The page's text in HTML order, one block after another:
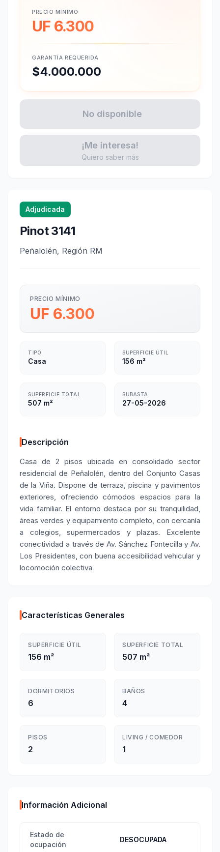
Adjudicada
Pinot 3141
Peñalolén, Región RM
PRECIO MÍNIMO
UF 6.300
TIPO
Casa
SUPERFICIE ÚTIL
156 m²
SUPERFICIE TOTAL
507 m²
SUBASTA
27-05-2026
Descripción
Casa de 2 pisos ubicada en consolidado sector
residencial de Peñalolén, dentro del Conjunto Casas
de la Viña. Dispone de terraza, piscina y pavimentos
exteriores, ofreciendo cómodos espacios para la
vida familiar. El entorno destaca por su tranquilidad,
áreas verdes y equipamiento completo, con cercanía
a colegios, supermercados y plazas. Excelente
conectividad a través de Av. Sánchez Fontecilla y Av.
Los Presidentes, con buena accesibilidad vehicular y
locomoción colectiva
Características Generales
SUPERFICIE ÚTIL
156 m²
SUPERFICIE TOTAL
507 m²
DORMITORIOS
6
BAÑOS
4
PISOS
2
LIVING / COMEDOR
1
Información Adicional
Estado de
ocupación
DESOCUPADA
PRECIO MÍNIMO
UF 6.300
GARANTÍA REQUERIDA
$4.000.000
No disponible
¡Me interesa!
Quiero saber más